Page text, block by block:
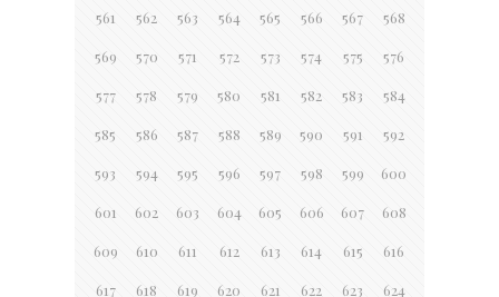
561 562 563 564 565 566 567 568
569 570 571 572 573 574 575 576
577 578 579 580 581 582 583 584
585 586 587 588 589 590 591 592
593 594 595 596 597 598 599 600
601 602 603 604 605 606 607 608
609 610 611 612 613 614 615 616
617 618 619 620 621 622 623 624